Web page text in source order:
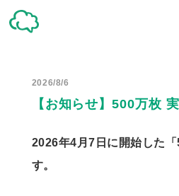
2026/8/6
【お知らせ】500万枚
2026年4月7日に開始した
す。